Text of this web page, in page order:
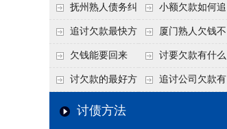
还款计划书有用吗？
书面承诺的法律效力
是什么？读懂欠款人
的心态催收事半功倍
抚州熟人债务纠
纷咋办？这一招好开
口
小额欠款如何追
讨
追讨欠款最快方
法是什么？
厦门熟人欠钱不
还？2026年合法秘
籍！
欠钱能要回来
吗？
讨要欠款有什么
好办法
讨欠款的最好方 追讨公司欠款有
讨债方法